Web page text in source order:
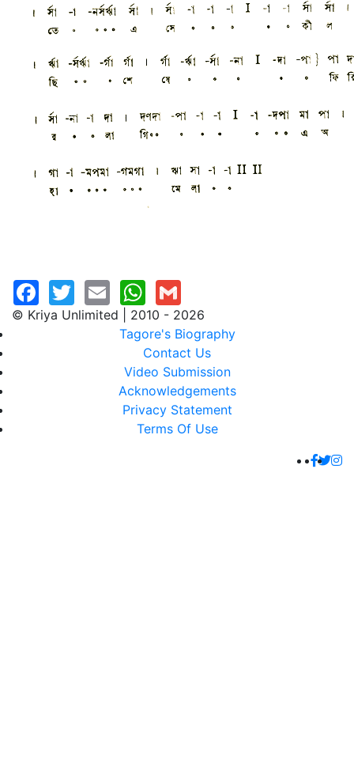
© Kriya Unlimited | 2010 - 2026
Tagore's Biography
Contact Us
Video Submission
Acknowledgements
Privacy Statement
Terms Of Use